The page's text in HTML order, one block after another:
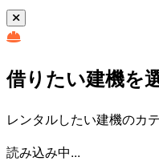
借りたい建機を
レンタルしたい建機のカ
読み込み中...